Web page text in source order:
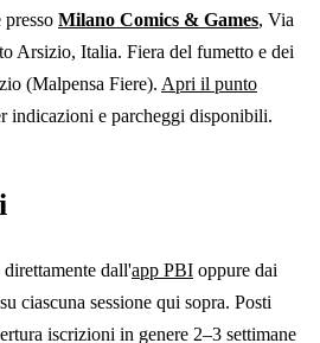
presso Milano Comics & Games, Via
Arsizio, Italia. Fiera del fumetto e dei
(Malpensa Fiere). Apri il punto
indicazioni e parcheggi disponibili.
dall'app PBI oppure dai
ciascuna sessione qui sopra. Posti
iscrizioni in genere 2–3 settimane